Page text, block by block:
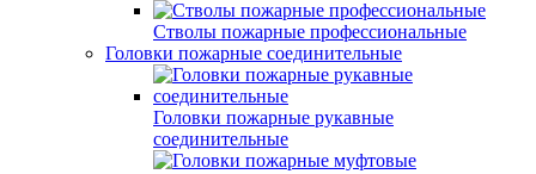
Стволы пожарные профессиональные
Головки пожарные соединительные
Головки пожарные рукавные
соединительные